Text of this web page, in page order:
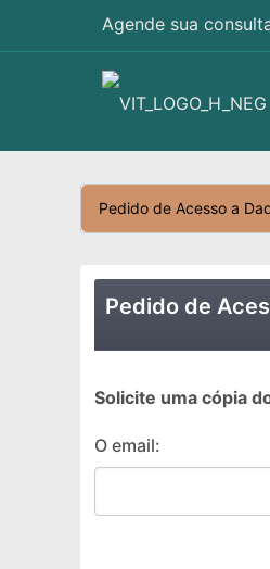
Agende sua
Pedido de Acesso a
Pedido de
Solicite uma cópia
O email: